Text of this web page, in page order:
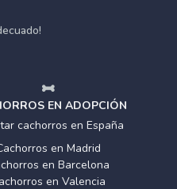
EN ADOPCIÓN
cachorros en España
en Madrid
en Barcelona
en Valencia